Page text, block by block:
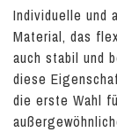
Individuelle und
Material, das
auch stabil und
diese
die erste Wahl